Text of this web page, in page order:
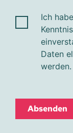
Ich
Daten
werden.
Absenden